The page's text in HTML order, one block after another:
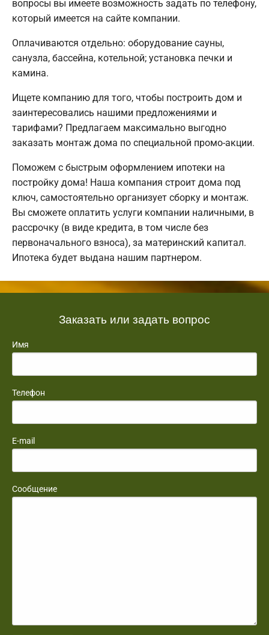
вопросы вы имеете возможность задать по телефону,
который имеется на сайте компании.
Оплачиваются отдельно: оборудование сауны,
санузла, бассейна, котельной; установка печки и
камина.
Ищете компанию для того, чтобы построить дом и
заинтересовались нашими предложениями и
тарифами? Предлагаем максимально выгодно
заказать монтаж дома по специальной промо-акции.
Поможем с быстрым оформлением ипотеки на
постройку дома! Наша компания строит дома под
ключ, самостоятельно организует сборку и монтаж.
Вы сможете оплатить услуги компании наличными, в
рассрочку (в виде кредита, в том числе без
первоначального взноса), за материнский капитал.
Ипотека будет выдана нашим партнером.
Заказать или задать вопрос
Имя
Телефон
E-mail
Сообщение